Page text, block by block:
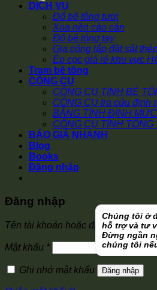
DỊCH VỤ
Đổ bê tông tươi
Xoa nền cào cán
Đổ bê tông tay
Gia công lắp đặt sắt
Ép cọc giá rẻ khu vực
Trạm bê tông
CÔNG CỤ
CÔNG CỤ TÍNH BÊ
CÔNG CỤ tra cứu định
BẢNG TÍNH ĐỊNH
CÔNG CỤ TÍNH
BÁO GIÁ NHANH
Blog
Books
Đăng nhập
Chúng tôi ở
hỗ trợ và tư
Đừng ngần
chúng tôi
Đăng nhập
Tên tài khoản hoặc địa chỉ email*
Mật khẩu *Bắt
buộc
Ghi nhớ mật khẩu
Đăng nhập